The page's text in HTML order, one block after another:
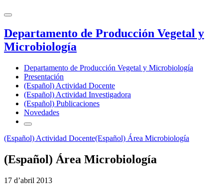
Departamento de Producción Vegetal y
Microbiología
Departamento de Producción Vegetal y Microbiología
Presentación
(Español) Actividad Docente
(Español) Actividad Investigadora
(Español) Publicaciones
Novedades
(Español) Actividad Docente(Español) Área Microbiología
(Español) Área Microbiología
17 d’abril 2013